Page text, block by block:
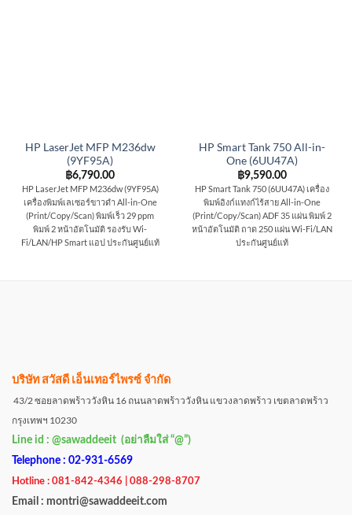
HP LaserJet MFP M236dw
(9YF95A)
฿6,790.00
HP LaserJet MFP M236dw (9YF95A)
เครื่องพิมพ์เลเซอร์ขาวดำ All-in-One
(Print/Copy/Scan) พิมพ์เร็ว 29 ppm
พิมพ์ 2 หน้าอัตโนมัติ รองรับ Wi-
Fi/LAN/HP Smart แอป ประกันศูนย์แท้
HP Smart Tank 750 All-in-
One (6UU47A)
฿9,590.00
HP Smart Tank 750 (6UU47A) เครื่อง
พิมพ์อิงก์แทงก์ไร้สาย All-in-One
(Print/Copy/Scan) ADF 35 แผ่น พิมพ์ 2
หน้าอัตโนมัติ ถาด 250 แผ่น Wi-Fi/LAN
ประกันศูนย์แท้
บริษัท สวัสดี เอ็นเทอร์ไพรซ์ จำกัด
43/2 ซอยลาดพร้าววังหิน 16 ถนนลาดพร้าววังหิน แขวงลาดพร้าว เขตลาดพร้าว
กรุงเทพฯ 10230
Line id : @sawaddeeit (อย่าลืมใส่ “@”)
Telephone : 02-931-6569
Hotline : 081-842-4346 | 088-298-8707
Email : montri@sawaddeeit.com